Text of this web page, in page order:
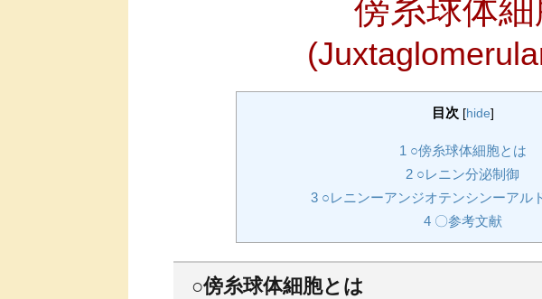
傍糸球体
目次 [hide]
1 ○傍糸球体細胞とは
2 ○レニン分泌制御
3 ○レニンーアンジオテンシンーアル
4〇参考文献
○傍糸球体細胞とは